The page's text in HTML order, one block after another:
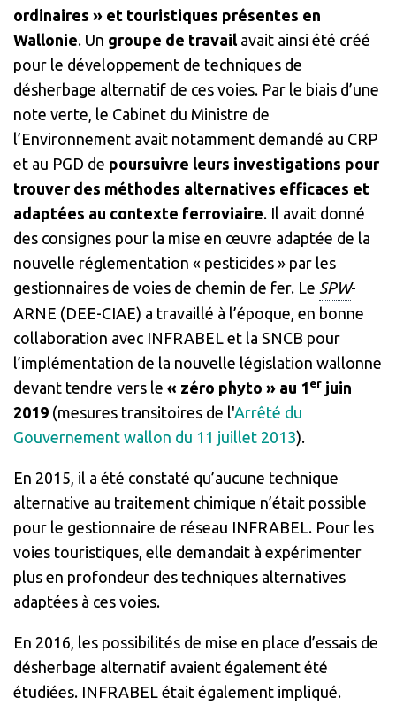
ordinaires » et touristiques présentes en
Wallonie. Un groupe de travail avait ainsi été créé
pour le développement de techniques de
désherbage alternatif de ces voies. Par le biais d’une
note verte, le Cabinet du Ministre de
l’Environnement avait notamment demandé au CRP
et au PGD de poursuivre leurs investigations pour
trouver des méthodes alternatives efficaces et
adaptées au contexte ferroviaire. Il avait donné
des consignes pour la mise en œuvre adaptée de la
nouvelle réglementation « pesticides » par les
gestionnaires de voies de chemin de fer. Le SPW-
ARNE (DEE-CIAE) a travaillé à l’époque, en bonne
collaboration avec INFRABEL et la SNCB pour
l’implémentation de la nouvelle législation wallonne
devant tendre vers le « zéro phyto » au 1erjuin
2019(mesures transitoires de l'Arrêté du
Gouvernement wallon du 11 juillet 2013).
En 2015, il a été constaté qu’aucune technique
alternative au traitement chimique n’était possible
pour le gestionnaire de réseau INFRABEL. Pour les
voies touristiques, elle demandait à expérimenter
plus en profondeur des techniques alternatives
adaptées à ces voies.
En 2016, les possibilités de mise en place d’essais de
désherbage alternatif avaient également été
étudiées. INFRABEL était également impliqué.